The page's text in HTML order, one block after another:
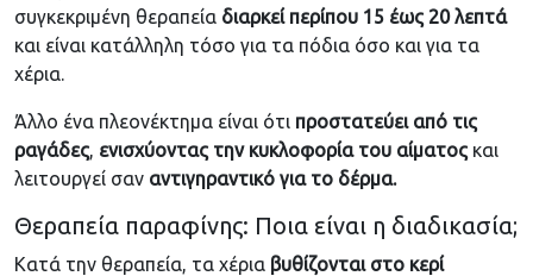
συγκεκριμένη θεραπεία διαρκεί περίπου 15 έως 20 λεπτά
και είναι κατάλληλη τόσο για τα πόδια όσο και για τα
χέρια.
Άλλο ένα πλεονέκτημα είναι ότι προστατεύει από τις
ραγάδες, ενισχύοντας την κυκλοφορία του αίματος και
λειτουργεί σαν αντιγηραντικό για το δέρμα.
Θεραπεία παραφίνης: Ποια είναι η διαδικασία;
Κατά την θεραπεία, τα χέρια βυθίζονται στο κερί